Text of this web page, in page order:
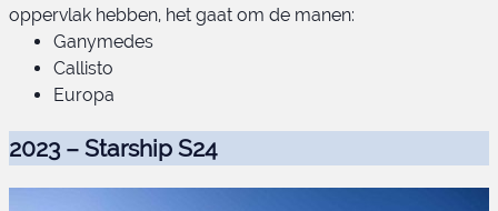
oppervlak hebben, het gaat om de manen:
Ganymedes
Callisto
Europa
2023 – Starship S24